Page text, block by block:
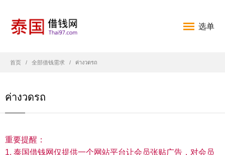
选单
首页 全部借钱需求 ค่างวดรถ
ค่างวดรถ
重要提醒：
1. 泰国借钱网仅提供一个网站平台让会员张贴广告，对会员